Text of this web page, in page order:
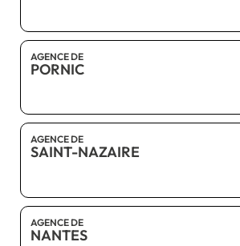
AGENCE DE
PORNIC
AGENCE DE
SAINT-NAZAIRE
AGENCE DE
NANTES